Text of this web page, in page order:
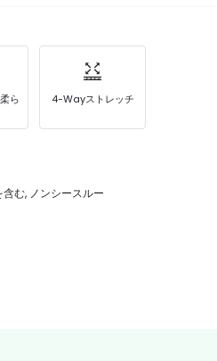
ら
4-Wayストレッチ
む, ノンシースルー